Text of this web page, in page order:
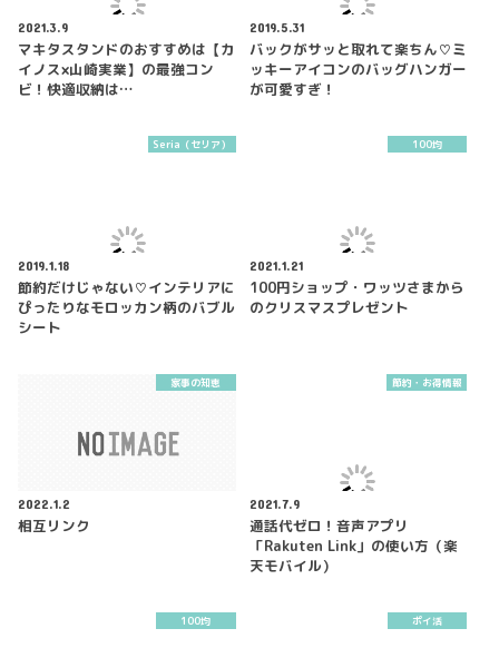
2021.3.9
マキタスタンドのおすすめは【カ
イノス×山崎実業】の最強コン
ビ！快適収納は…
2019.5.31
バックがサッと取れて楽ちん♡ミ
ッキーアイコンのバッグハンガー
が可愛すぎ！
Seria（セリア）
2019.1.18
節約だけじゃない♡インテリアに
ぴったりなモロッカン柄のバブル
シート
100均
2021.1.21
100円ショップ・ワッツさまから
のクリスマスプレゼント
家事の知恵
2022.1.2
相互リンク
節約・お得情報
2021.7.9
通話代ゼロ！音声アプリ
「Rakuten Link」の使い方（楽
天モバイル）
100均 ポイ活